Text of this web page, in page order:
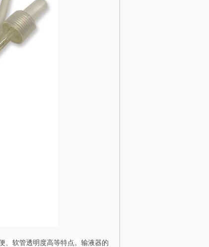
、软管透明度高等特点。输液器的